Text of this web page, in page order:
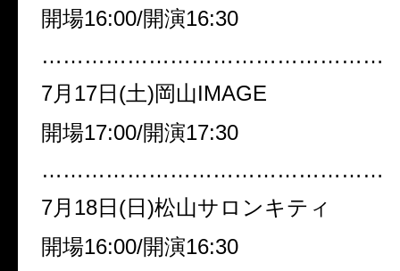
開場16:00/開演16:30
…………………………………………
7月17日(土)岡山IMAGE
開場17:00/開演17:30
…………………………………………
7月18日(日)松山サロンキティ
開場16:00/開演16:30